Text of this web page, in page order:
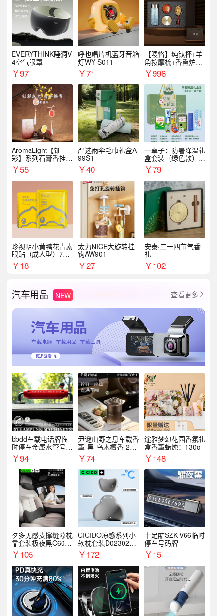
EVERYTHINK睡洞V
4空气眼罩
￥97
呼也唱片机蓝牙音箱
灯WY-S011
￥71
【唛恪】纯钛杯+羊
角按摩梳+香熏炉
+气垫梳
￥996
AromaLight【钿
彩】系列石膏香挂
（代发香味随机）
￥55
严选雨伞毛巾礼盒A
99S1
￥40
一辈子：防暑降温礼
盒套装（绿色款）支
持自由搭配
￥79
珍视明小黄鸭花青素
眼贴（成人型）7对/
盒
￥18
太力NICE大旋转挂
钩AW901
￥27
安泰·二十四节气香
礼
￥102
汽车用品 NEW 查看更多 
bbdd车载电话牌临
时停车金属水管号码
牌可隐藏创意趣味
￥94
尹谜山野之息车载香
薰-黑-乌木檀香-200
g￥74
途雅梦幻花园香氛礼
盒香薰蜡烛：130g
￥148
夕多无感支撑缝隙枕
靠套装极夜黑C6003
+C6004
￥105
CICIDO凉感系列小
软枕套装D023021+
D033031
￥172
十足酷SZK-V66临时
停车号码牌
￥15